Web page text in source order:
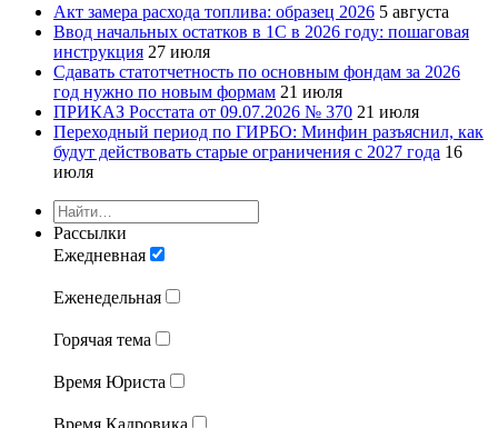
Акт замера расхода топлива: образец 2026 5 августа
Ввод начальных остатков в 1С в 2026 году: пошаговая
инструкция 27 июля
Сдавать статотчетность по основным фондам за 2026
год нужно по новым формам 21 июля
ПРИКАЗ Росстата от 09.07.2026 № 370 21 июля
Переходный период по ГИРБО: Минфин разъяснил, как
будут действовать старые ограничения с 2027 года 16
июля
Рассылки
Ежедневная
Еженедельная
Горячая тема
Время Юриста
Время Кадровика